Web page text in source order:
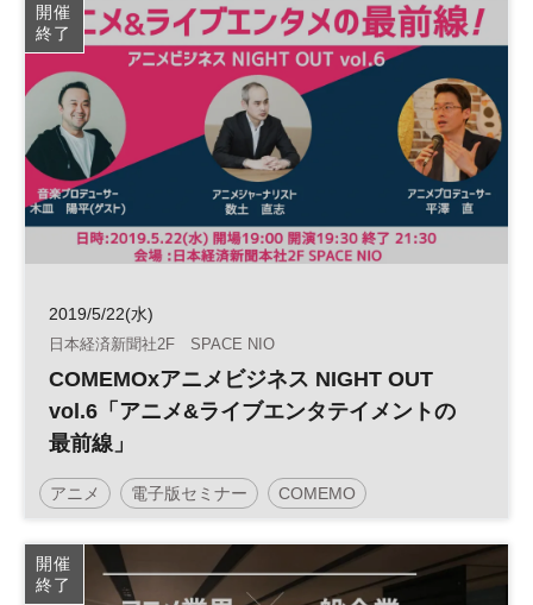
開催
終了
2019/5/22(水)
日本経済新聞社2F SPACE NIO
COMEMOxアニメビジネス NIGHT OUT
vol.6「アニメ&ライブエンタテイメントの
最前線」
アニメ 電子版セミナー COMEMO
アニメビジネス
アイドル
開催
終了